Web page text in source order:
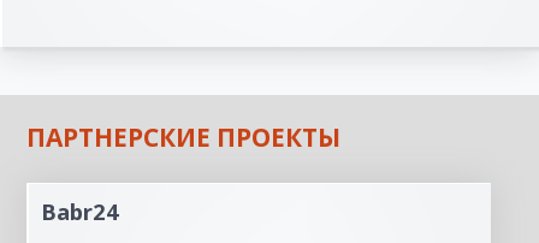
ПАРТНЕРСКИЕ ПРОЕКТЫ
Babr24